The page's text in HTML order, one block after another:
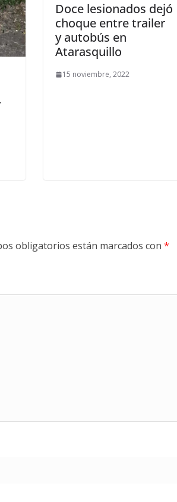
Doce lesionados dejó
choque entre trailer
y autobús en
Atarasquillo
15 noviembre, 2022
obligatorios están marcados con *